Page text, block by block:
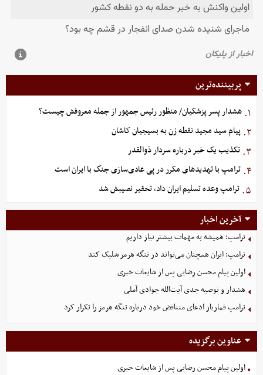
پربیننده‌ترین
۱. هشدار پسر پزشکیان/ منظور رئیس جمهور از جمله معروفش چیست؟
۲. پیام سید مجید نقطه زن به بسیجیان کاشان
۳. تکذیب یک خبر درباره سردار ذوالقدر
۴. ترامپ با تهدیدهای مکرر در پی عادی‌سازی جنگ با ایران است
۵. ترامپ وعده تسلیم ایران داد، تحقیر نصیبش شد
آخرین اخبار
ترامپ: همیشه به مهمات بیشتر نیاز داریم
ترامپ: ایران همچنان می‌تواند در تنگه هرمز شلیک کند
اولین پیام محسن رضایی پس از شایعات خبری
هشدار و توصیه جدی آیت‌الله جوادی آملی
ترامپ قمارباز ادعای متناقض خود درباره تنگه هرمز را تکرار کرد
عناوین برگزیده
اولین پیام محسن رضایی پس از شایعات خبری